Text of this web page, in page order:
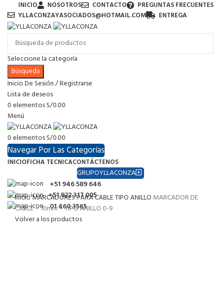
INICIO NOSOTROS CONTACTO
PREGUNTAS FRECUENTES
YLLACONZAYASOCIADOS@HOTMAIL.COM
ENTREGA
Seleccione la categoría
Búsqueda
Inicio De Sesión / Registrarse
Lista de deseos
0elementosS/0.00
Menú
0elementosS/0.00
Navegar Por Las Categorías
INICIOFICHA TECNICACONTÁCTENOS
GRUPOYLLACONZA
+51 946 589 646
+51 922 317 005
01 460 3565
InicioMARCADORES PARA CABLE TIPO ANILLO MARCADOR DE
CABLE – 10mm – TIPO ANILLO 0-9
Volver a los productos